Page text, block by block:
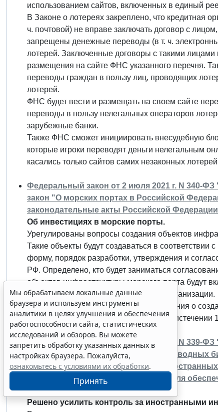
использованием сайтов, включенных в единый
В Законе о лотереях закреплено, что кредитная
ч. почтовой) не вправе заключать договор с
запрещены денежные переводы (в т. ч.
лотерей. Заключенные договоры с такими лицами
размещения на сайте ФНС указанного перечня.
переводы граждан в пользу лиц, проводящих
лотерей.
ФНС будет вести и размещать на своем сайте
переводы в пользу нелегальных операторов
зарубежные банки.
Также ФНС сможет инициировать внесудебную
которые игроки переводят деньги нелегальным
касались только сайтов самих незаконных лотерей
Федеральный закон от 2 июля 2021 г. N 340-ФЗ
закон "О морских портах в Российской
законодательные акты Российской Федерации"
Об инвестициях в морские порты.
Урегулированы вопросы создания объектов
Такие объекты будут создаваться в соответствии
форму, порядок разработки, утверждения и
РФ. Определено, кто будет заниматься
объектов инфраструктуры морского порта будут
подведомственной Росморречфлоту организации.
Прописан порядок заключения соглашения о
Федеральный закон вступает в силу по истечении
Федеральный закон от 2 июля 2021 г. N 339-ФЗ
закон "О рыболовстве и сохранении водных
закон "О порядке осуществления иностранных
имеющие стратегическое значение для
государства"
Решено усилить контроль за иностранными
Мы обрабатываем локальные данные
браузера и используем инструменты
аналитики в целях улучшения и обеспечения
работоспособности сайта, статистических
исследований и обзоров. Вы можете
запретить обработку указанных данных в
настройках браузера. Пожалуйста,
ознакомьтесь с условиями их обработки.
Принять